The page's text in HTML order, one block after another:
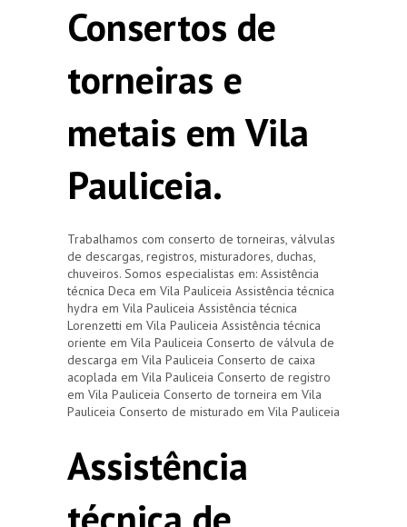
Consertos de
torneiras e
metais em Vila
Pauliceia.
Trabalhamos com conserto de torneiras, válvulas
de descargas, registros, misturadores, duchas,
chuveiros. Somos especialistas em: Assistência
técnica Deca em Vila Pauliceia Assistência técnica
hydra em Vila Pauliceia Assistência técnica
Lorenzetti em Vila Pauliceia Assistência técnica
oriente em Vila Pauliceia Conserto de válvula de
descarga em Vila Pauliceia Conserto de caixa
acoplada em Vila Pauliceia Conserto de registro
em Vila Pauliceia Conserto de torneira em Vila
Pauliceia Conserto de misturado em Vila Pauliceia
Assistência